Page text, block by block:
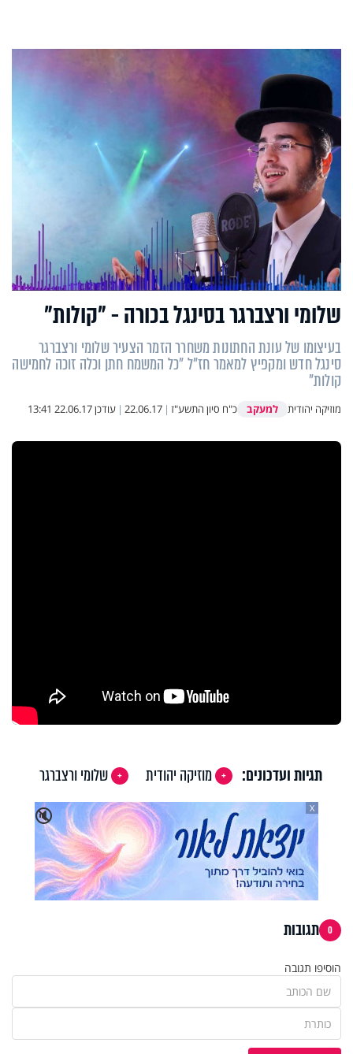
שלומי ורצברגר בסינגל בכורה - "קולות"
בעיצומו של עונת החתונות משחרר הזמר הצעיר שלומי ורצברגר
סינגל חדש ומקפיץ למאמר חז"ל "כל המשמח חתן וכלה זוכה לחמישה
קולות"
מוזיקה יהודית למעקב כ"ח סיון התשע"ז |
22.06.17
| עודכן22.06.17 13:41
תגיות ועדכונים: מוזיקה יהודית
שלומי ורצברגר
🔇
X
0 תגובות
הוסיפו תגובה